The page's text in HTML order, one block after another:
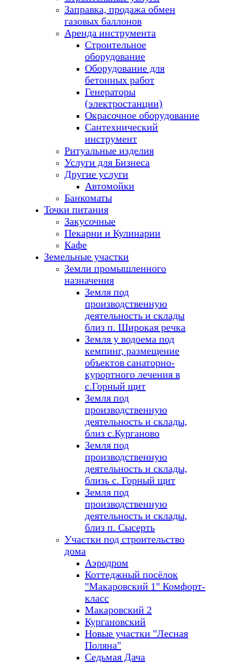
Заправка, продажа обмен
газовых баллонов
Аренда инструмента
Строительное
оборудование
Оборудование для
бетонных работ
Генераторы
(электростанции)
Окрасочное оборудование
Сантехнический
инструмент
Ритуальные изделия
Услуги для Бизнеса
Другие услуги
Автомойки
Банкоматы
Точки питания
Закусочные
Пекарни и Кулинарии
Кафе
Земельные участки
Земли промышленного
назначения
Земля под
производственную
деятельность и склады
близ п. Широкая речка
Земля у водоема под
кемпинг, размещение
объектов санаторно-
курортного лечения в
с.Горный щит
Земля под
производственную
деятельность и склады,
близ с.Курганово
Земля под
производственную
деятельность и склады,
близь с. Горный щит
Земля под
производственную
деятельность и склады,
близ п. Сысерть
Участки под строительство
дома
Аэродром
Коттеджный посёлок
"Макаровский 1" Комфорт-
класс
Макаровский 2
Кургановский
Новые участки "Лесная
Поляна"
Седьмая Дача